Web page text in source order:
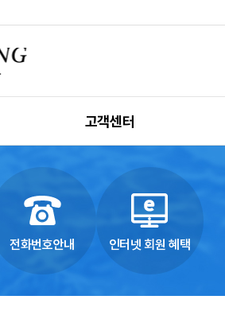
고객센터
공지사항
자주 묻는 질문
전화번호안내
전화번호안내 인터넷 회원 혜택